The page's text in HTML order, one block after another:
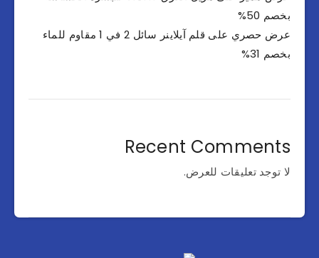
بخصم 50%
عرض حصري على قلم آيلاينر سائل 2 في 1 مقاوم للماء
بخصم 31%
Recent Comments
لا توجد تعليقات للعرض.